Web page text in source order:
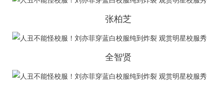
张柏芝
全智贤